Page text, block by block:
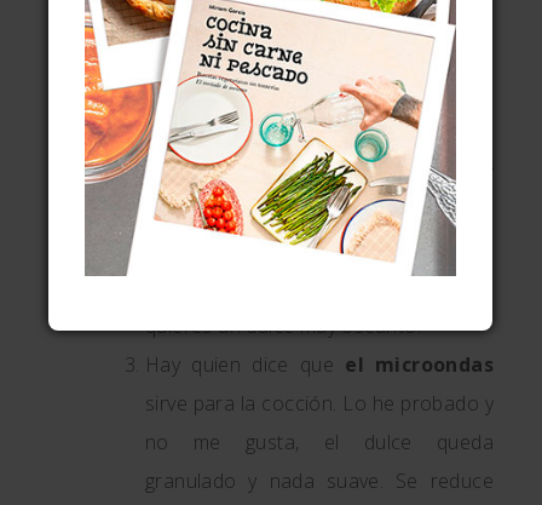
viene concentrada. Solo tienes que
caramelizar/maillardizar
Cociendola lata cerrada en olla a
presión o abierta en olla sin
presión, hasta que está oscuro y
caramelizado. Esto también lleva su
tiempo, llegando igualmente a ser de
quieres un dulce muy oscurito.
Hay quien dice que el microondas
sirve para la cocción. Lo he probado y
no me gusta, el dulce queda
granulado y nada suave. Se reduce